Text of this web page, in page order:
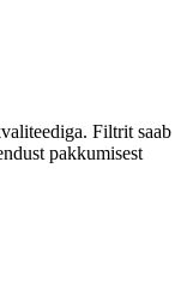
Filtrit saab
pakkumisest